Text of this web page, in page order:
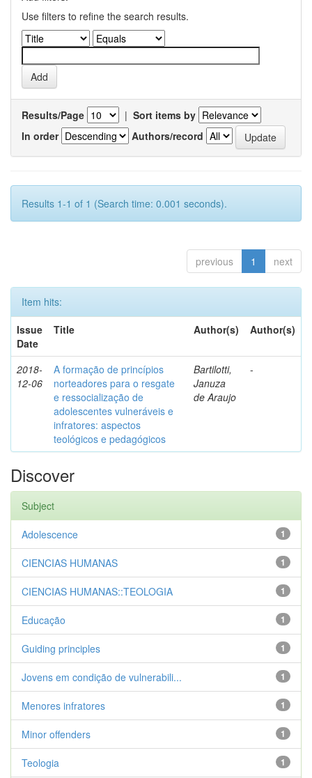
Use filters to refine the search results.
Results/Page | Sort items by
In order
Authors/record
Results 1-1 of 1 (Search time: 0.001 seconds).
previous 1 next
Item hits:
Issue
Date
Title Author(s) Author(s)
2018-
12-06
A formação de princípios
norteadores para o resgate
e ressocialização de
adolescentes vulneráveis e
infratores: aspectos
teológicos e pedagógicos
Bartilotti,
Januza
de Araujo
-
Discover
Subject
1
Adolescence
1
CIENCIAS HUMANAS
1
CIENCIAS HUMANAS::TEOLOGIA
1
Educação
1
Guiding principles
1
Jovens em condição de vulnerabili...
1
Menores infratores
1
Minor offenders
1
Teologia